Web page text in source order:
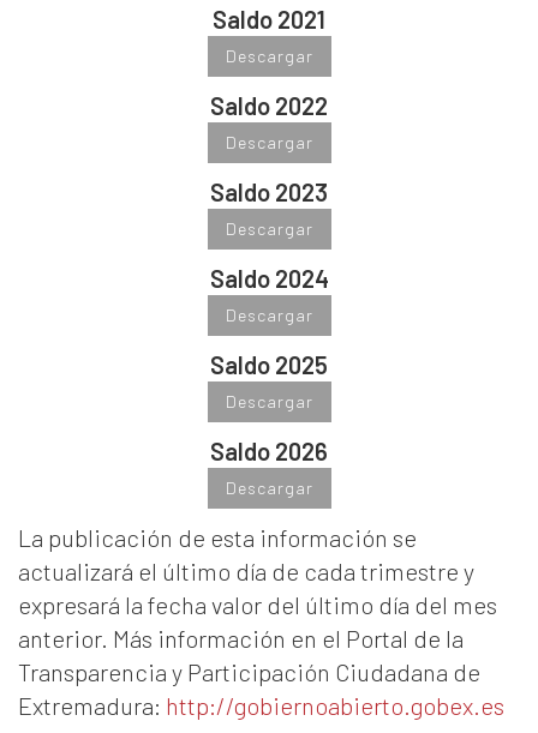
Saldo 2021
Descargar
Saldo 2022
Descargar
Saldo 2023
Descargar
Saldo 2024
Descargar
Saldo 2025
Descargar
Saldo 2026
Descargar
La publicación de esta información se
actualizará el último día de cada trimestre y
expresará la fecha valor del último día del mes
anterior. Más información en el Portal de la
Transparencia y Participación Ciudadana de
Extremadura: http://gobiernoabierto.gobex.es